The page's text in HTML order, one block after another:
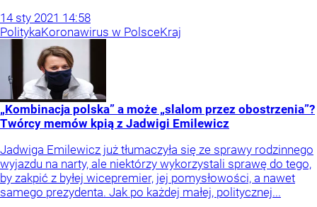
14 sty 2021 14:58
PolitykaKoronawirus w PolsceKraj
„Kombinacja polska” a może „slalom przez obostrzenia”?
Twórcy memów kpią z Jadwigi Emilewicz
Jadwiga Emilewicz już tłumaczyła się ze sprawy rodzinnego
wyjazdu na narty, ale niektórzy wykorzystali sprawę do tego,
by zakpić z byłej wicepremier, jej pomysłowości, a nawet
samego prezydenta. Jak po każdej małej, politycznej...